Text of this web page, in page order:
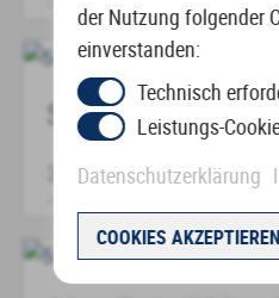
der Nutzung folgender
einverstanden:
Technisch
Leistungs-
Datenschutzerklärung
COOKIES AKZEPTIEREN
Optionen
können
auf
Produktseite
gewählt
werden
Produkt
weist
mehrere
Varianten
Optionen
können
30,00€–105,00€ inkl.
Produkt